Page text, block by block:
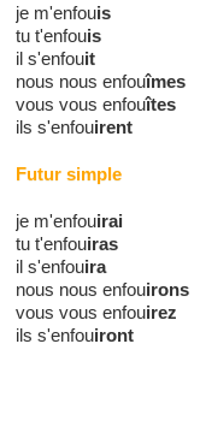
je m'enfouis
tu t'enfouis
il s'enfouit
nous nous enfouîmes
vous vous enfouîtes
ils s'enfouirent
Futur simple
je m'enfouirai
tu t'enfouiras
il s'enfouira
nous nous enfouirons
vous vous enfouirez
ils s'enfouiront